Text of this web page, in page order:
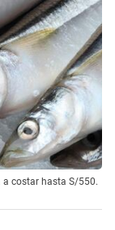
a costar hasta S/550.